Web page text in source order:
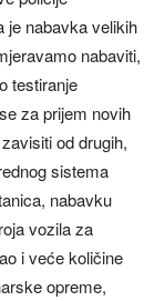
je nabavka velikih
nabaviti,
testiranje
za prijem novih
od drugih,
sistema
nabavku
vozila za
i veće količine
opreme,